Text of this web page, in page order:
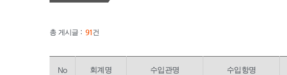
총 게시글 : 91건
No 회계명 수입관명 수입항명